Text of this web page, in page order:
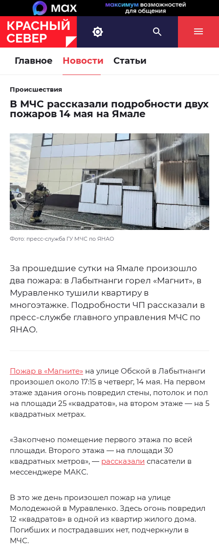
Главное Новости Статьи
Происшествия
В МЧС рассказали подробности двух
пожаров 14 мая на Ямале
Фото: пресс-служба ГУ МЧС по ЯНАО
За прошедшие сутки на Ямале произошло
два пожара: в Лабытнанги горел «Магнит», в
Муравленко тушили квартиру в
многоэтажке. Подробности ЧП рассказали в
пресс-службе главного управления МЧС по
ЯНАО.
Пожар в «Магните» на улице Обской в Лабытнанги
произошел около 17:15 в четверг, 14 мая. На первом
этаже здания огонь повредил стены, потолок и пол
на площади 25 «квадратов», на втором этаже — на 5
квадратных метрах.
«Закопчено помещение первого этажа по всей
площади. Второго этажа — на площади 30
квадратных метров», — рассказали спасатели в
мессенджере МАКС.
В это же день произошел пожар на улице
Молодежной в Муравленко. Здесь огонь повредил
12 «квадратов» в одной из квартир жилого дома.
Погибших и пострадавших нет, подчеркнули в
МЧС.